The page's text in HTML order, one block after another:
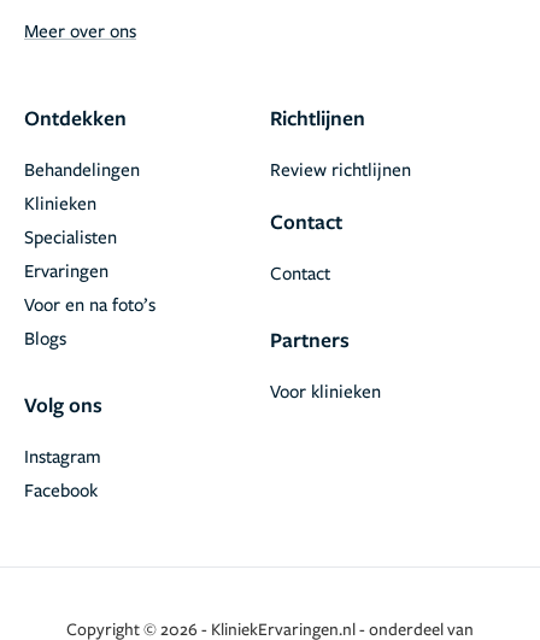
Meer over ons
Ontdekken
Behandelingen
Klinieken
Specialisten
Ervaringen
Voor en na foto’s
Blogs
Volg ons
Facebook
Instagram
Richtlijnen
Review richtlijnen
Contact
Contact
Partners
Voor klinieken
Copyright © 2026 - KliniekErvaringen.nl - onderdeel van